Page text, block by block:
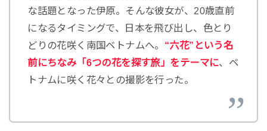
な話題となった伊原。そんな彼女が、20歳直前
になるタイミングで、日本を飛び出し、色とり
どりの花咲く南国ベトナムへ。 “六花”という名
前にちなみ「6つの花を探す旅」をテーマに、ベ
トナムに咲く花々との撮影を行った。